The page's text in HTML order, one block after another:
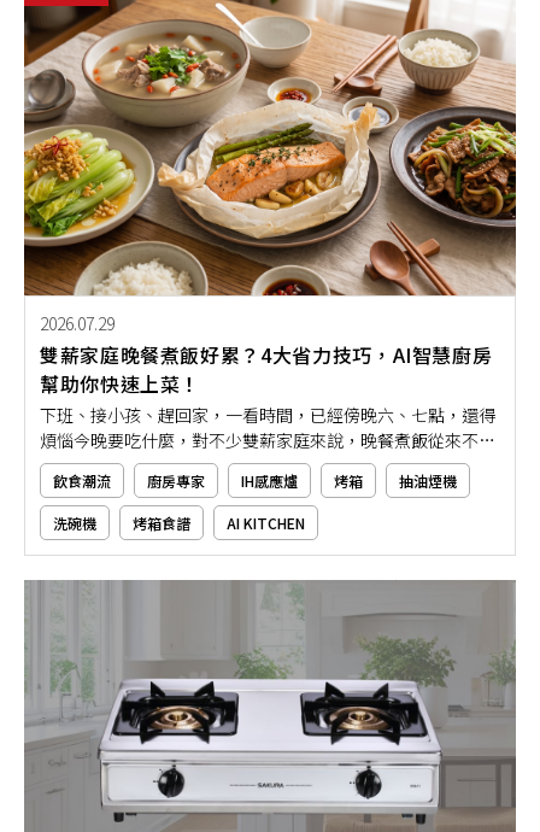
2026.07.29
雙薪家庭晚餐煮飯好累？4大省力技巧，AI智慧廚房
幫助你快速上菜！
下班、接小孩、趕回家，一看時間，已經傍晚六、七點，還得
煩惱今晚要吃什麼，對不少雙薪家庭來說，晚餐煮飯從來不是
一件輕鬆的事。想兼顧營養、速度與家人的用餐時間，卻常因
備料與烹調耗時太久，弄得一家人手忙腳亂。
飲食潮流 廚房專家 IH感應爐 烤箱 抽油煙機
洗碗機 烤箱食譜 AI KITCHEN